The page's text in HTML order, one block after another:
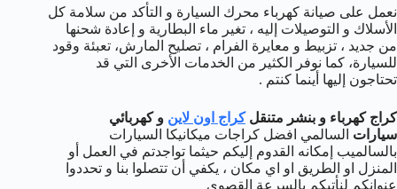
نعمل على صيانة كهرباء محرك السيارة و التأكد من سلامة كل
الأسلاك و التوصيلات إليه ، تغير ماء البطارية و إعادة شحنها
من جديد ، تزبيط و معايرة الفرام ، تصليح المارش، تعبئة وقود
للسيارة، كما نوفر الكثير من الخدمات الأخرى التي قد
تحتاجون إليها أينما كنتم .
كراج كهرباء و بنشر متنقلكراج اون لاين و كهربائي
سيارات السالمي افضل كراجات ميكانيكا السيارات
بالسالميب إمكانه القدوم إليكم حيثما تواجدتم في العمل أو
المنزل او الطريق او اي مكان ، يكفي أن تتصلوا بنا و تحددوا
عنوانكم لنأتيكم بالسرعة القصوى